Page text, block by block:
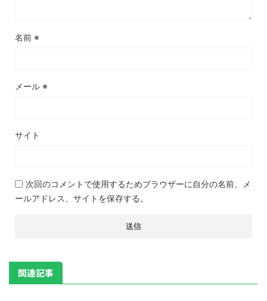
名前 ※
メール ※
サイト
次回のコメントで使用するためブラウザーに自分の名前、メ
ールアドレス、サイトを保存する。
関連記事